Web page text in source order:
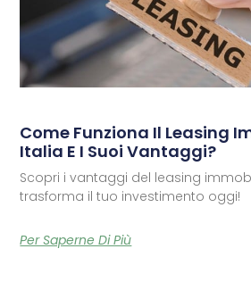
Come Funziona Il Leasing
Italia E I Suoi Vantaggi?
Scopri i vantaggi del leasing
trasforma il tuo investimento oggi!
Per Saperne Di Più